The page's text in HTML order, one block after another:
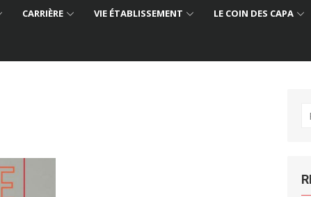
CARRIÈRE VIE ÉTABLISSEMENT LE COIN DES CAPA